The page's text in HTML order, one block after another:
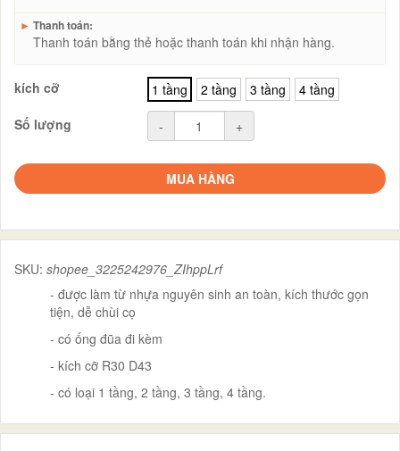
► Thanh toán:
Thanh toán bằng thẻ hoặc thanh toán khi nhận hàng.
kích cỡ 1 tầng 2 tầng 3 tầng
4 tầng
Số lượng
- +
MUA HÀNG
SKU: shopee_3225242976_ZIhppLrf
- được làm từ nhựa nguyên sinh an toàn, kích thước gọn
tiện, dễ chùi cọ
- có ống đũa đi kèm
- kích cỡ R30 D43
- có loại 1 tầng, 2 tầng, 3 tầng, 4 tầng.